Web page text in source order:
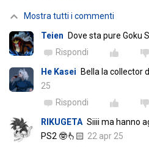
Mostra tutti i commenti
Teien
Dove sta pure Goku
Rispondi
He Kasei
Bella la collector
25
Rispondi
RIKUGETA Siiii ma hanno
PS2 🤓👆🏻 22 apr 25